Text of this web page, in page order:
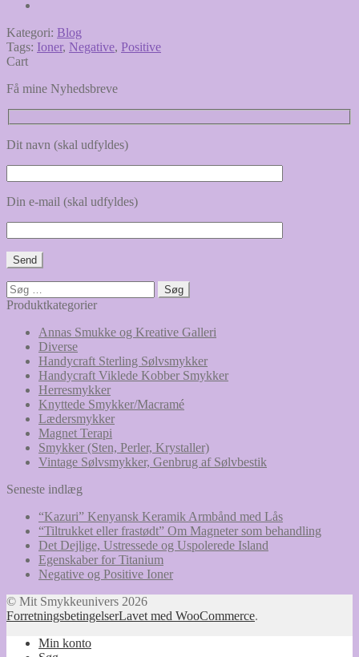
Kategori: Blog
Tags: Ioner, Negative, Positive
Cart
Få mine Nyhedsbreve
Dit navn (skal udfyldes)
Din e-mail (skal udfyldes)
Søg
efter:
Produktkategorier
Annas Smukke og Kreative Galleri
Diverse
Handycraft Sterling Sølvsmykker
Handycraft Viklede Kobber Smykker
Herresmykker
Knyttede Smykker/Macramé
Lædersmykker
Magnet Terapi
Smykker (Sten, Perler, Krystaller)
Vintage Sølvsmykker, Genbrug af Sølvbestik
Seneste indlæg
“Kazuri” Kenyansk Keramik Armbånd med Lås
“Tiltrukket eller frastødt” Om Magneter som behandling
Det Dejlige, Ustressede og Uspolerede Island
Egenskaber for Titanium
Negative og Positive Ioner
© Mit Smykkeunivers 2026
ForretningsbetingelserLavet med WooCommerce.
Min konto